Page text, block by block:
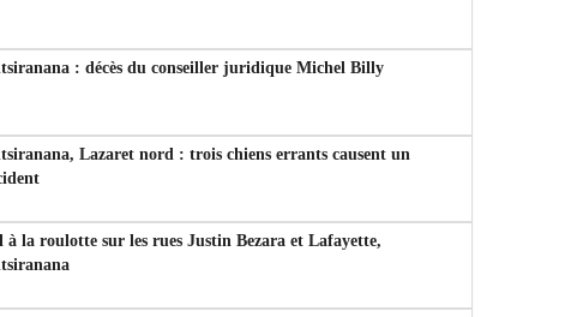
: décès du conseiller juridique Michel Billy
Lazaret nord : trois chiens errants causent un
à la roulotte sur les rues Justin Bezara et Lafayette,